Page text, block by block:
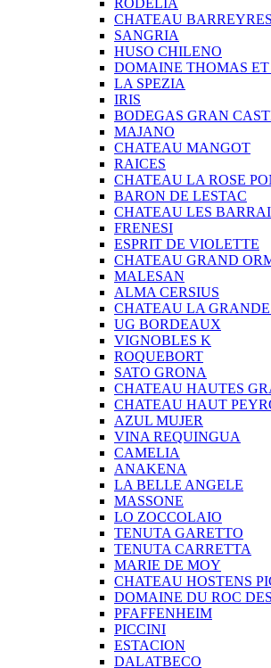
RODELIA
CHATEAU BARREYRES
SANGRIA
HUSO CHILENO
DOMAINE THOMAS ET
LA SPEZIA
IRIS
BODEGAS GRAN
MAJANO
CHATEAU MANGOT
RAICES
CHATEAU LA ROSE
BARON DE LESTAC
CHATEAU LES
FRENESI
ESPRIT DE VIOLETTE
CHATEAU GRAND
MALESAN
ALMA CERSIUS
CHATEAU LA
UG BORDEAUX
VIGNOBLES K
ROQUEBORT
SATO GRONA
CHATEAU HAUTES
CHATEAU HAUT
AZUL MUJER
VINA REQUINGUA
CAMELIA
ANAKENA
LA BELLE ANGELE
MASSONE
LO ZOCCOLAIO
TENUTA GARETTO
TENUTA CARRETTA
MARIE DE MOY
CHATEAU HOSTENS
DOMAINE DU ROC
PFAFFENHEIM
PICCINI
ESTACION
DALATBECO